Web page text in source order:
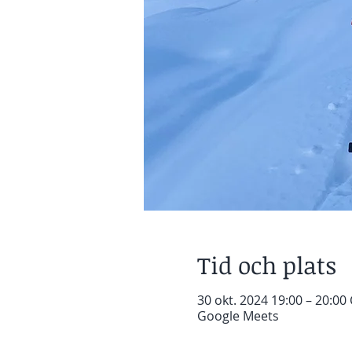
Tid och plats
30 okt. 2024 19:00 – 20:00
Google Meets